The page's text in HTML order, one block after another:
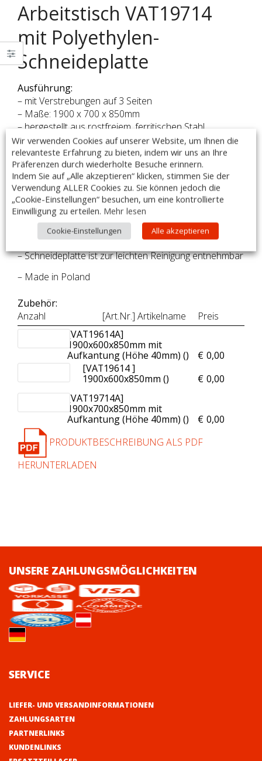
Arbeitstisch VAT19714
mit Polyethylen-
Schneideplatte
Ausführung:
– mit Verstrebungen auf 3 Seiten
– Maße: 1900 x 700 x 850mm
– hergestellt aus rostfreiem, ferritischen Stahl
– mit und ohne Aufkantung (40mm Höhe) erhältlich
– Arbeitsplatte im oberen Teil durch Rahmen verstärkt
– Arbeitsfläche unterfüttert mit einer doppelt
laminierten Schallschutzplatte, Stärke: 18 mm
– höhenverstellbare Füße +25 mm bis -5 mm
– fest verschweißte Ausführung
– Tischbeine aus Vierkantprofil 40x40mm
– mit integrierter Schneideplatte aus Polyethylen
– Tiefe der Schneideplatte: 300 mm
– Schneideplatte ist zur leichten Reinigung entnehmbar
– Made in Poland
Zubehör:
Anzahl
[Art.Nr.] Artikelname
Preis
[VAT19614A]
1900x600x850mm mit
Aufkantung (Höhe 40mm) (
€ 0,00
)
[VAT19614 ]
1900x600x850mm (
€ 0,00
)
[VAT19714A]
1900x700x850mm mit
Aufkantung (Höhe 40mm) (
€ 0,00
)
PRODUKTBESCHREIBUNG ALS PDF
HERUNTERLADEN
UNSERE ZAHLUNGSMÖGLICHKEITEN
SERVICE
LIEFER- UND VERSANDINFORMATIONEN
ZAHLUNGSARTEN
PARTNERLINKS
KUNDENLINKS
Wir verwenden Cookies auf unserer Website, um Ihnen die
relevanteste Erfahrung zu bieten, indem wir uns an Ihre
Präferenzen durch wiederholte Besuche erinnern.
Indem Sie auf „Alle akzeptieren“ klicken, stimmen Sie der
Verwendung ALLER Cookies zu. Sie können jedoch die
„Cookie-Einstellungen“ besuchen, um eine kontrollierte
Einwilligung zu erteilen. Mehr lesen
Cookie-Einstellungen Alle akzeptieren